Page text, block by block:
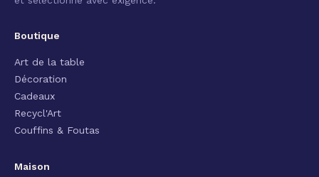
Boutique
Art de la table
Décoration
Cadeaux
Recycl'Art
Couffins & Foutas
Maison